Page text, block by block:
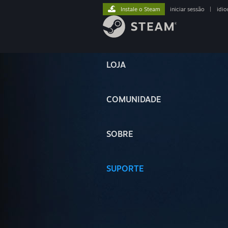
LOJA
COMUNIDADE
SOBRE
SUPORTE
Instale o Steam iniciar sessão